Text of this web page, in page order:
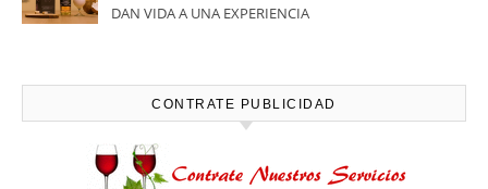
DAN VIDA A UNA EXPERIENCIA
HARMONY COLLECTION
CONTRATE PUBLICIDAD